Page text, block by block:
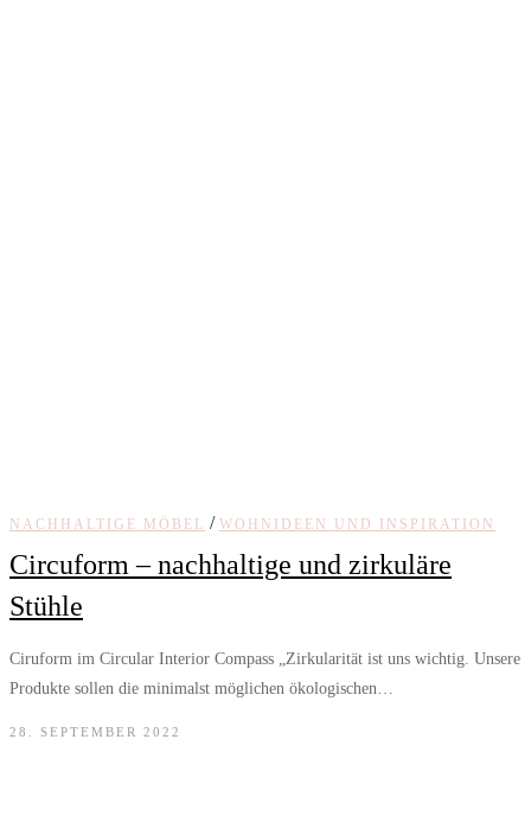
NACHHALTIGE MÖBEL / WOHNIDEEN UND INSPIRATION
Circuform – nachhaltige und zirkuläre
Stühle
Ciruform im Circular Interior Compass „Zirkularität ist uns wichtig. Unsere
Produkte sollen die minimalst möglichen ökologischen…
28. SEPTEMBER 2022